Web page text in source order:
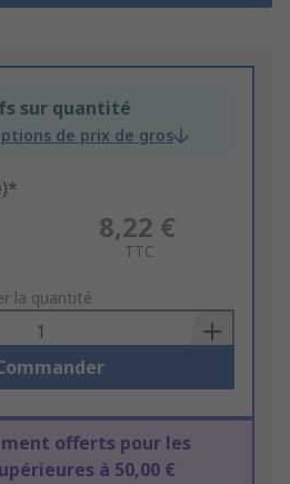
sur quantité
de prix de gros
8,22 €
TTC
la quantité
offerts pour les
à 50,00 €